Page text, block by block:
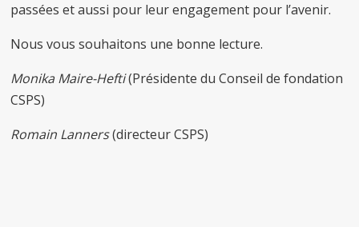
passées et aussi pour leur engagement pour l’avenir.
Nous vous souhaitons une bonne lecture.
Monika Maire-Hefti(Présidente du Conseil de fondation
CSPS)
Romain Lanners(directeur CSPS)